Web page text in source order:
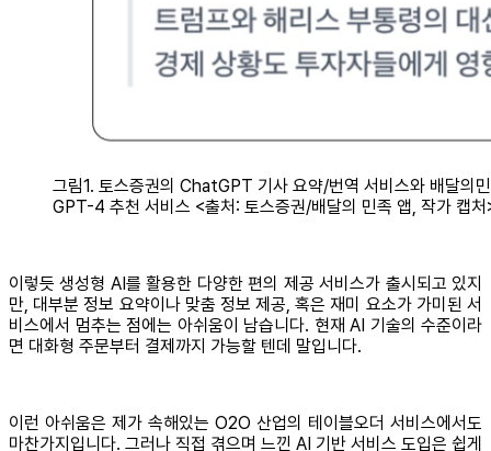
그림1. 토스증권의 ChatGPT 기사 요약/번역 서비스와 배달의
GPT-4 추천 서비스 <출처: 토스증권/배달의 민족 앱, 작가 캡처
이렇듯 생성형 AI를 활용한 다양한 편의 제공 서비스가 출시되고 있지
만, 대부분 정보 요약이나 맞춤 정보 제공, 혹은 재미 요소가 가미된 서
비스에서 멈추는 점에는 아쉬움이 남습니다. 현재 AI 기술의 수준이라
면 대화형 주문부터 결제까지 가능할 텐데 말입니다.
이런 아쉬움은 제가 속해있는 O2O 산업의 테이블오더 서비스에서도
마찬가지입니다. 그러나 직접 겪으며 느낀 AI 기반 서비스 도입은 쉽게